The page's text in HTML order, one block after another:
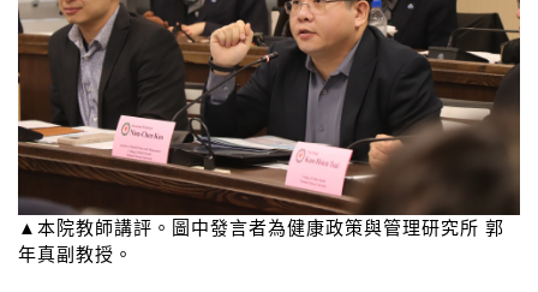
▲本院教師講評。圖中發言者為健康政策與管理研究所 郭
年真副教授。